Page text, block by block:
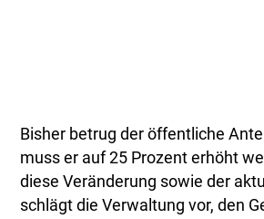
Bisher betrug der öffentliche
muss er auf 25 Prozent erhöht
diese Veränderung sowie der
schlägt die Verwaltung vor, den